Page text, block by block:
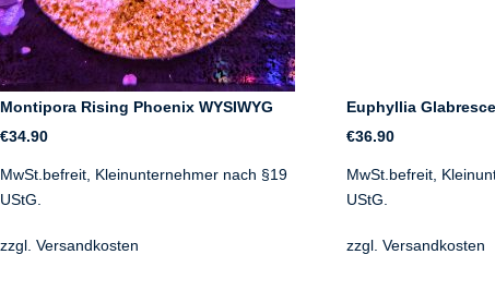
Montipora Rising Phoenix WYSIWYG
€34.90
MwSt.befreit, Kleinunternehmer nach §19
UStG.
zzgl. Versandkosten
Euphyllia
€36.90
MwSt.befreit,
UStG.
zzgl. Versandkosten